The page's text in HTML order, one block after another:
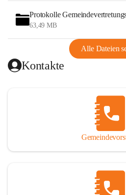
Protokolle
63,49 MB
Alle Dateien
Kontakte